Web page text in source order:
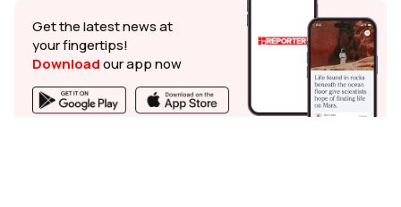
Get the latest news at
your fingertips!
Downloadour app now